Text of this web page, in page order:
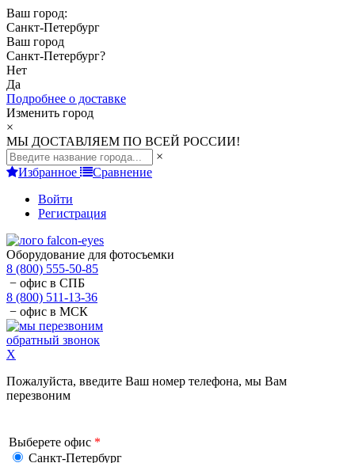
Ваш город:
Санкт-Петербург
Ваш город
Санкт-Петербург?
Нет
Да
Подробнее о доставке
Изменить город
×
МЫ ДОСТАВЛЯЕМ ПО ВСЕЙ РОССИИ!
×
Избранное
Сравнение
Войти
Регистрация
Оборудование для фотосъемки
8 (800) 555-50-85
− офис в СПБ
8 (800) 511-13-36
− офис в МСК
обратный звонок
X
Пожалуйста, введите Ваш номер телефона, мы Вам
перезвоним
Выберете офис *
Санкт-Петербург